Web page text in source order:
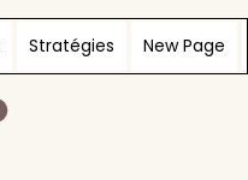
Stratégies New Page